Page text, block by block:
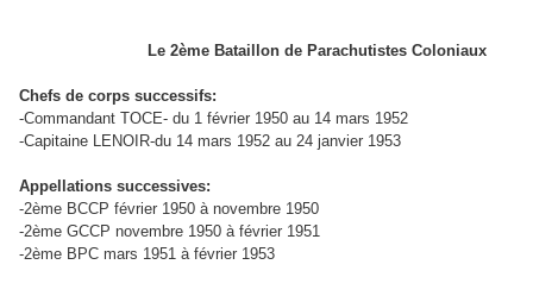
Le 2ème Bataillon de Parachutistes Coloniaux
Chefs de corps successifs:
-Commandant TOCE- du 1 février 1950 au 14 mars 1952
-Capitaine LENOIR-du 14 mars 1952 au 24 janvier 1953
Appellations successives:
-2ème BCCP février 1950 à novembre 1950
-2ème GCCP novembre 1950 à février 1951
-2ème BPC mars 1951 à février 1953